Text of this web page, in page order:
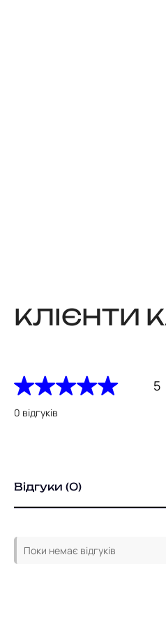
КЛІЄНТИ
5
0 відгуків
Відгуки (0)
Поки немає відгуків